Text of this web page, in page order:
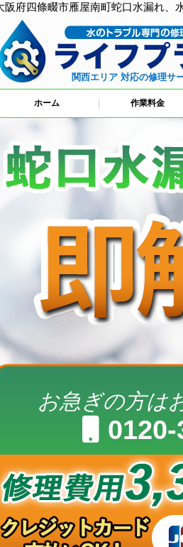
阪府四條畷市雁屋南町蛇口水漏れ、
関西エリア 対応の修理サ
ホーム 作業料金
お急ぎの方は